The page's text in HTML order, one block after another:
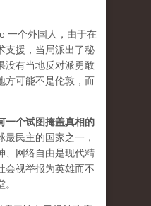
一个外国人，由于在
支援，当局派出了秘
没有当地反对派勇敢
方可能不是伦敦，而
一个试图掩盖真相的
最民主的国家之一，
、网络自由是现代精
会视举报为英雄而不